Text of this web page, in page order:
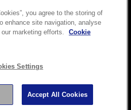
Epson Corporation. Alle rechten
you agree to the storing of
enhance site navigation, analyse
marketing efforts.
Cookie
Settings
Accept All Cookies